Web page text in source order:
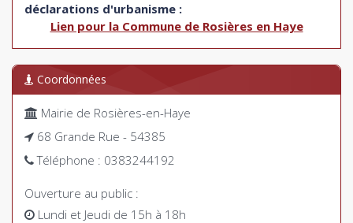
déclarations d'urbanisme :
Lien pour la Commune de Rosières en Haye
Coordonnées
Mairie de Rosières-en-Haye
68 Grande Rue - 54385
Téléphone : 0383244192
Ouverture au public :
Lundi et Jeudi de 15h à 18h